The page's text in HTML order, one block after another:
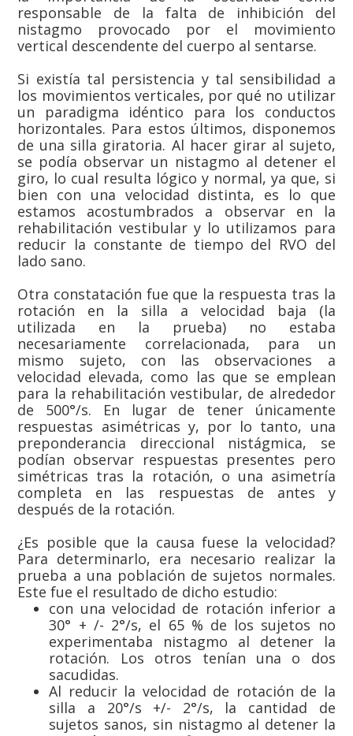
responsable de la falta de inhibición del
nistagmo provocado por el movimiento
vertical descendente del cuerpo al sentarse.
Si existía tal persistencia y tal sensibilidad a
los movimientos verticales, por qué no utilizar
un paradigma idéntico para los conductos
horizontales. Para estos últimos, disponemos
de una silla giratoria. Al hacer girar al sujeto,
se podía observar un nistagmo al detener el
giro, lo cual resulta lógico y normal, ya que, si
bien con una velocidad distinta, es lo que
estamos acostumbrados a observar en la
rehabilitación vestibular y lo utilizamos para
reducir la constante de tiempo del RVO del
lado sano.
Otra constatación fue que la respuesta tras la
rotación en la silla a velocidad baja (la
utilizada en la prueba) no estaba
necesariamente correlacionada, para un
mismo sujeto, con las observaciones a
velocidad elevada, como las que se emplean
para la rehabilitación vestibular, de alrededor
de 500°/s. En lugar de tener únicamente
respuestas asimétricas y, por lo tanto, una
preponderancia direccional nistágmica, se
podían observar respuestas presentes pero
simétricas tras la rotación, o una asimetría
completa en las respuestas de antes y
después de la rotación.
¿Es posible que la causa fuese la velocidad?
Para determinarlo, era necesario realizar la
prueba a una población de sujetos normales.
Este fue el resultado de dicho estudio:
con una velocidad de rotación inferior a
30° + /- 2°/s, el 65 % de los sujetos no
experimentaba nistagmo al detener la
rotación. Los otros tenían una o dos
sacudidas.
Al reducir la velocidad de rotación de la
silla a 20°/s +/- 2°/s, la cantidad de
sujetos sanos, sin nistagmo al detener la